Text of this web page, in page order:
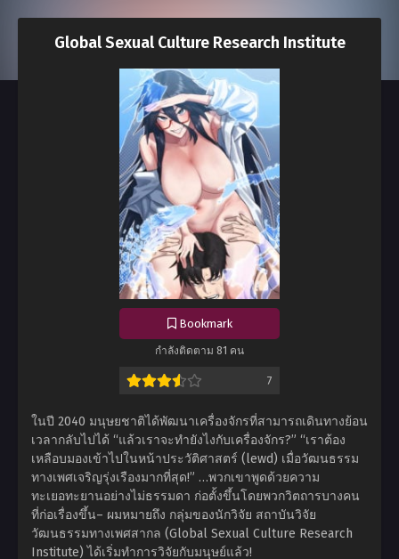
Global Sexual Culture Research Institute
Bookmark
กำลังติดตาม 81 คน
7
ในปี 2040 มนุษยชาติได้พัฒนาเครื่องจักรที่สามารถเดินทางย้อน
เวลากลับไปได้ “แล้วเราจะทำยังไงกับเครื่องจักร?” “เราต้อง
เหลือบมองเข้าไปในหน้าประวัติศาสตร์ (lewd) เมื่อวัฒนธรรม
ทางเพศเจริญรุ่งเรืองมากที่สุด!” …พวกเขาพูดด้วยความ
ทะเยอทะยานอย่างไม่ธรรมดา ก่อตั้งขึ้นโดยพวกวิตถารบางคน
ที่ก่อเรื่องขึ้น– ผมหมายถึง กลุ่มของนักวิจัย สถาบันวิจัย
วัฒนธรรมทางเพศสากล (Global Sexual Culture Research
Institute) ได้เริ่มทำการวิจัยกับมนุษย์แล้ว!